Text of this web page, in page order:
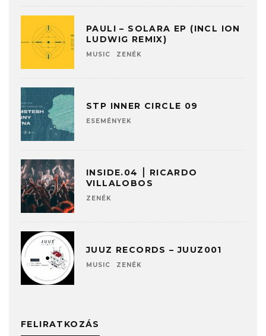
PAULI – SOLARA EP (INCL ION
LUDWIG REMIX)
MUSIC ZENÉK
STP INNER CIRCLE 09
ESEMÉNYEK
INSIDE.04 ⎮ RICARDO
VILLALOBOS
ZENÉK
JUUZ RECORDS – JUUZ001
MUSIC ZENÉK
FELIRATKOZÁS